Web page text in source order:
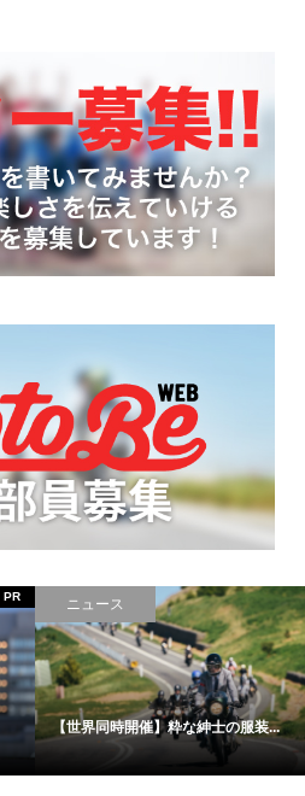
PR ニュース
【世界同時開催】粋な紳士の服装...